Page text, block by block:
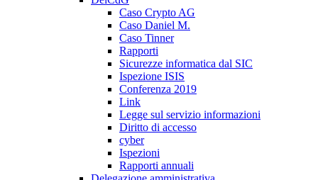
Caso Crypto AG
Caso Daniel M.
Caso Tinner
Rapporti
Sicurezze informatica dal SIC
Ispezione ISIS
Conferenza 2019
Link
Legge sul servizio informazioni
Diritto di accesso
cyber
Ispezioni
Rapporti annuali